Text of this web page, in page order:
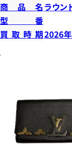
商品名 ラウン
型番
買取時期2026